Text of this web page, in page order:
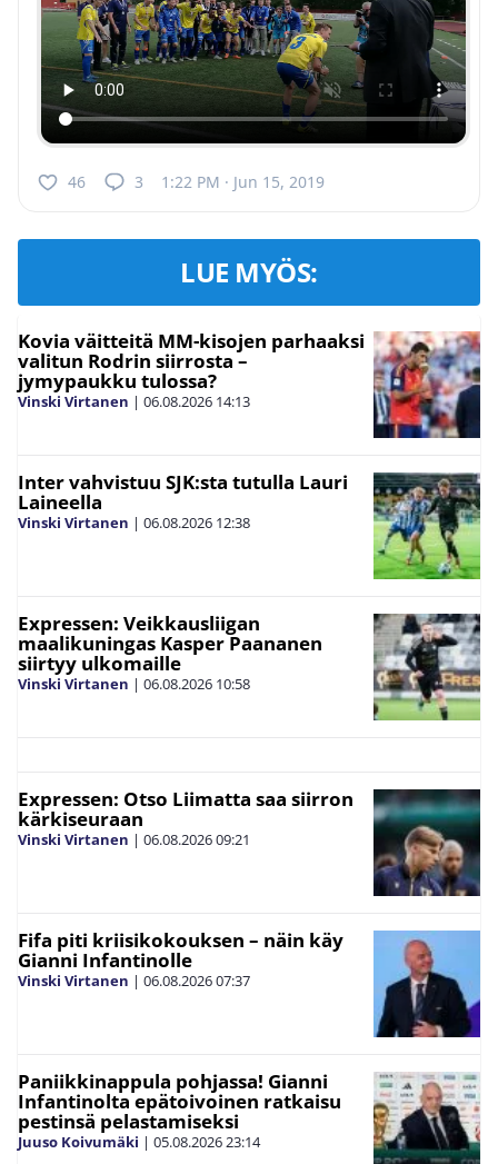
46 3 1:22 PM · Jun 15, 2019
LUE MYÖS:
Kovia väitteitä MM-kisojen parhaaksi
valitun Rodrin siirrosta –
jymypaukku tulossa?
Vinski Virtanen | 06.08.2026 14:13
Inter vahvistuu SJK:sta tutulla Lauri
Laineella
Vinski Virtanen | 06.08.2026 12:38
Expressen: Veikkausliigan
maalikuningas Kasper Paananen
siirtyy ulkomaille
Vinski Virtanen | 06.08.2026 10:58
Expressen: Otso Liimatta saa siirron
kärkiseuraan
Vinski Virtanen | 06.08.202609:21
Fifa piti kriisikokouksen – näin käy
Gianni Infantinolle
Vinski Virtanen | 06.08.202607:37
Paniikkinappula pohjassa! Gianni
Infantinolta epätoivoinen ratkaisu
pestinsä pelastamiseksi
Juuso Koivumäki | 05.08.202623:14